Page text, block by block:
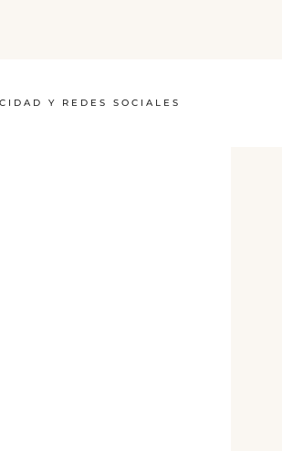
Y REDES SOCIALES